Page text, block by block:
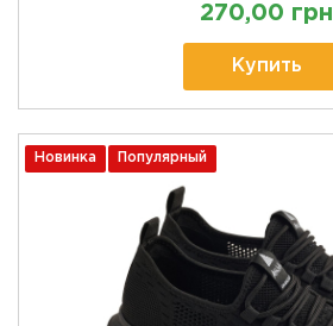
270,00 грн
Купить
Новинка Популярный